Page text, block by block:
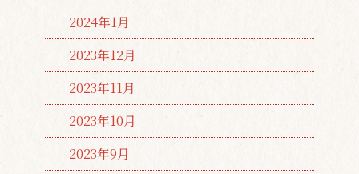
2024年1月
2023年12月
2023年11月
2023年10月
2023年9月